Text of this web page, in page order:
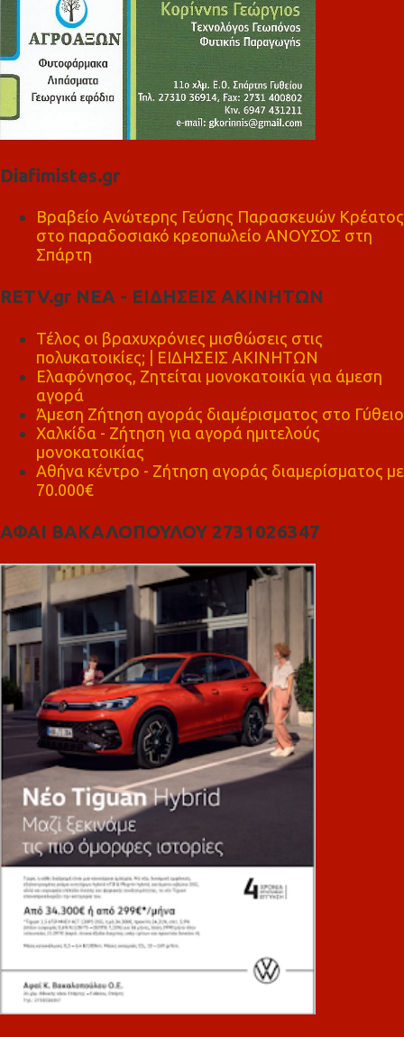
Diafimistes.gr
Βραβείο Ανώτερης Γεύσης Παρασκευών Κρέατος
στο παραδοσιακό κρεοπωλείο ΑΝΟΥΣΟΣ στη
Σπάρτη
RETV.gr ΝΕΑ - ΕΙΔΗΣΕΙΣ ΑΚΙΝΗΤΩΝ
Τέλος οι βραχυχρόνιες μισθώσεις στις
πολυκατοικίες; | ΕΙΔΗΣΕΙΣ ΑΚΙΝΗΤΩΝ
Ελαφόνησος, Ζητείται μονοκατοικία για άμεση
αγορά
Άμεση Ζήτηση αγοράς διαμέρισματος στο Γύθειο
Χαλκίδα - Ζήτηση για αγορά ημιτελούς
μονοκατοικίας
Αθήνα κέντρο - Ζήτηση αγοράς διαμερίσματος με
70.000€
ΑΦΑΙ ΒΑΚΑΛΟΠΟΥΛΟΥ 2731026347